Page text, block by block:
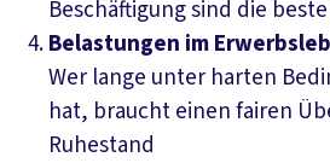
Beschäftigung sind die
Belastungen im
Wer lange unter harten
hat, braucht einen fairen
Ruhestand